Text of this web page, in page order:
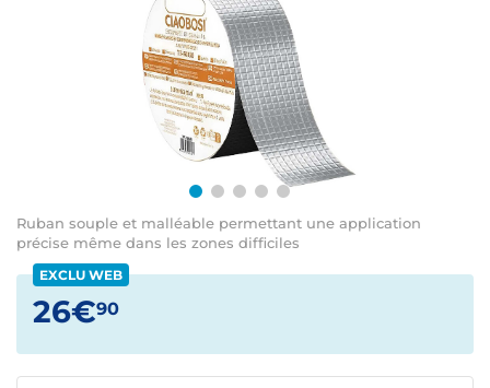
Ruban souple et malléable permettant une application
précise même dans les zones difficiles
EXCLU WEB
26€90